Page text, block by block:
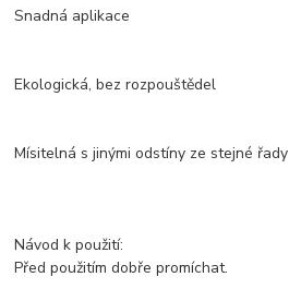
Snadná aplikace
Ekologická, bez rozpouštědel
Mísitelná s jinými odstíny ze stejné řady
Návod k použití:
Před použitím dobře promíchat.